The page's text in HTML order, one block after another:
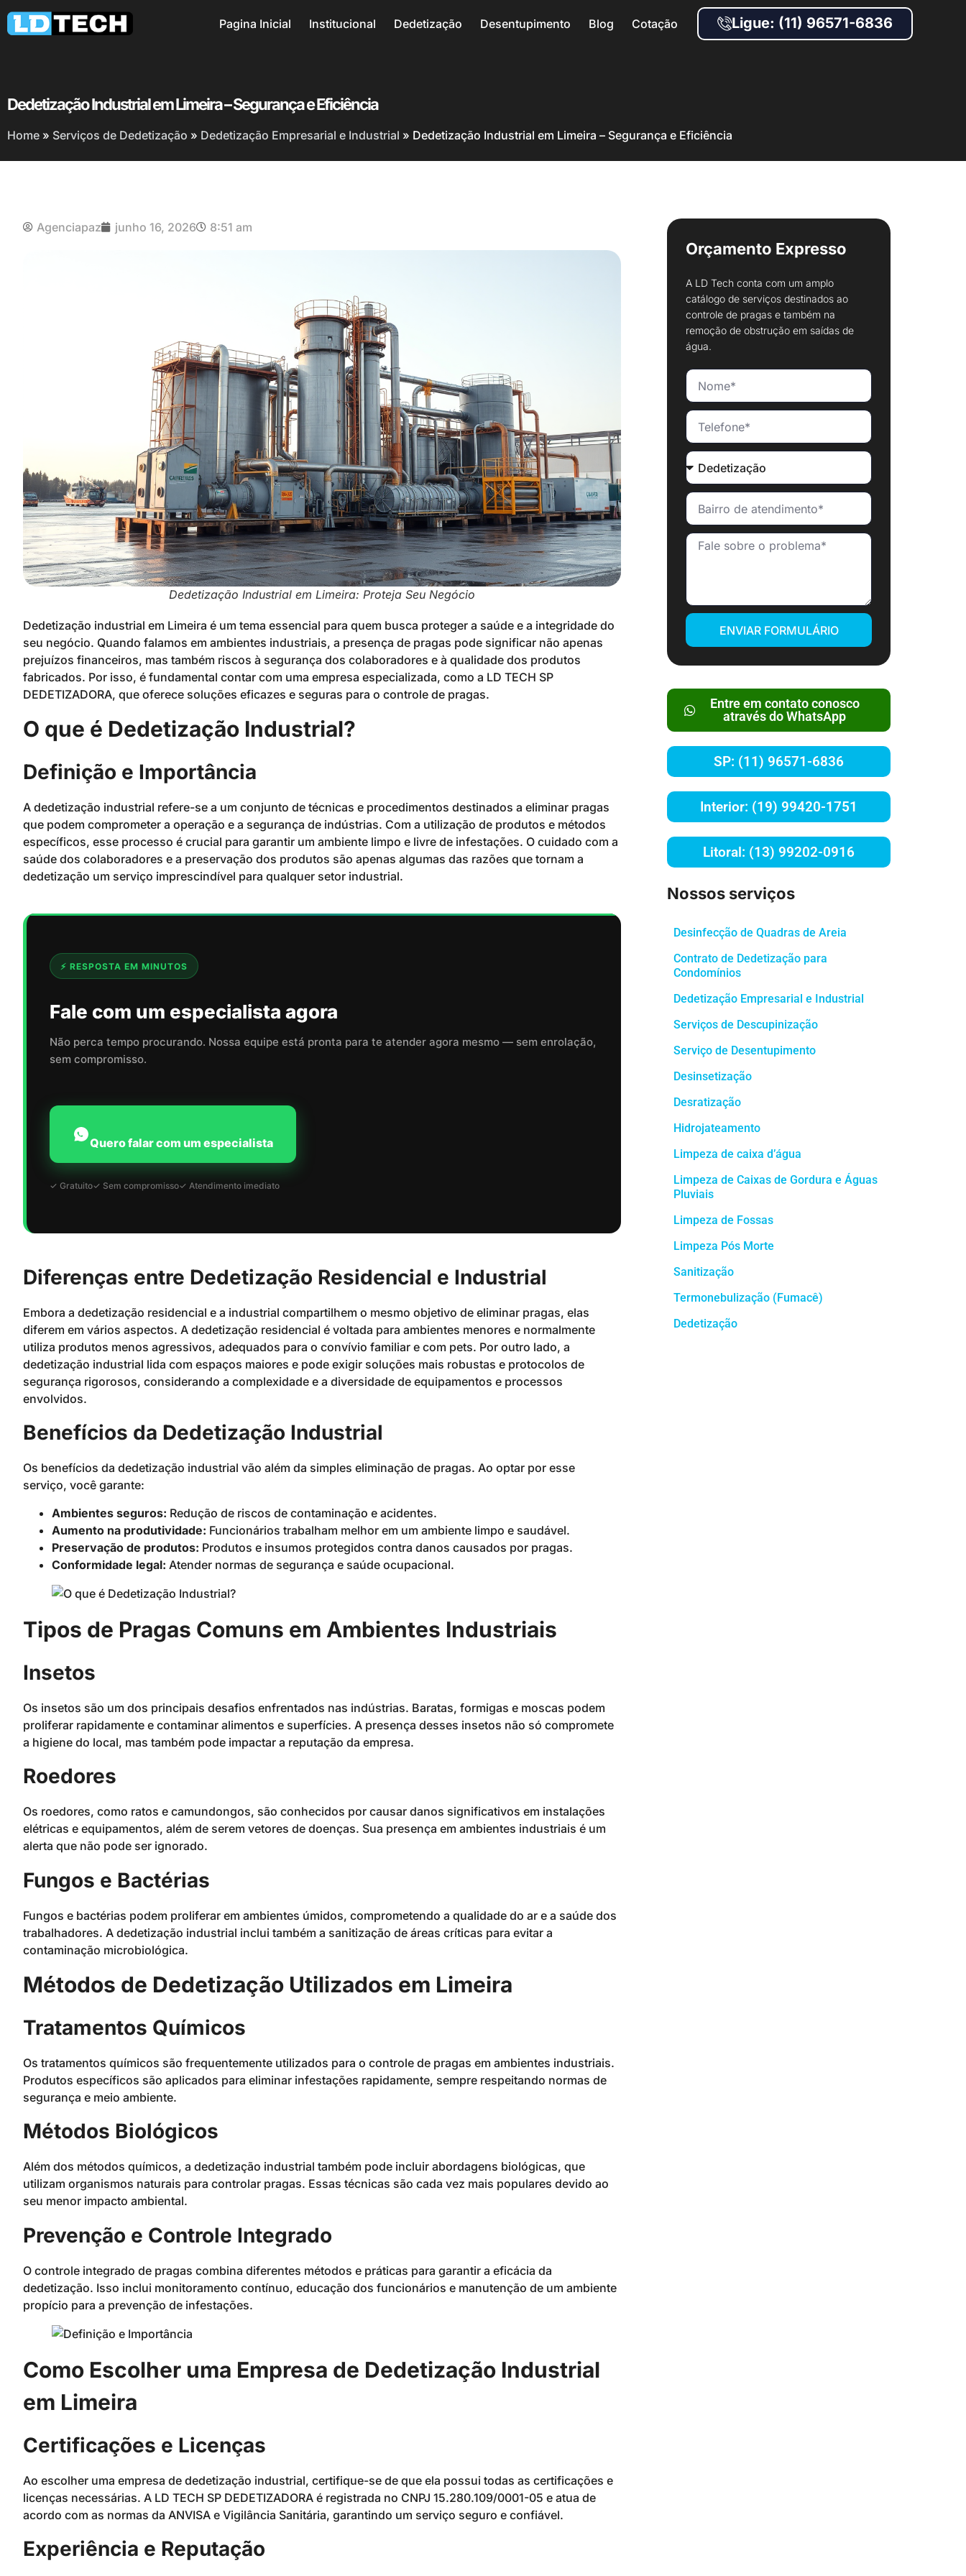
Pagina Inicial Institucional Dedetização Desentupimento Blog Cotação Ligue: (11) 96571-6836
Dedetização Industrial em Limeira – Segurança e Eficiência
Home » Serviços de Dedetização » Dedetização Empresarial e Industrial » Dedetização Industrial em Limeira – Segurança e Eficiência
Agenciapaz junho 16, 2026 8:51 am
Dedetização Industrial em Limeira: Proteja Seu Negócio
Dedetização industrial em Limeira é um tema essencial para quem busca proteger a saúde e a integridade do
seu negócio. Quando falamos em ambientes industriais, a presença de pragas pode significar não apenas
prejuízos financeiros, mas também riscos à segurança dos colaboradores e à qualidade dos produtos
fabricados. Por isso, é fundamental contar com uma empresa especializada, como a LD TECH SP
DEDETIZADORA, que oferece soluções eficazes e seguras para o controle de pragas.
O que é Dedetização Industrial?
Definição e Importância
A dedetização industrial refere-se a um conjunto de técnicas e procedimentos destinados a eliminar pragas
que podem comprometer a operação e a segurança de indústrias. Com a utilização de produtos e métodos
específicos, esse processo é crucial para garantir um ambiente limpo e livre de infestações. O cuidado com a
saúde dos colaboradores e a preservação dos produtos são apenas algumas das razões que tornam a
dedetização um serviço imprescindível para qualquer setor industrial.
⚡ RESPOSTA EM MINUTOS
Fale com um especialista agora
Não perca tempo procurando. Nossa equipe está pronta para te atender agora mesmo — sem enrolação,
sem compromisso.
Quero falar com um especialista
✓ Gratuito✓ Sem compromisso✓ Atendimento imediato
Diferenças entre Dedetização Residencial e Industrial
Embora a dedetização residencial e a industrial compartilhem o mesmo objetivo de eliminar pragas, elas
diferem em vários aspectos. A dedetização residencial é voltada para ambientes menores e normalmente
utiliza produtos menos agressivos, adequados para o convívio familiar e com pets. Por outro lado, a
dedetização industrial lida com espaços maiores e pode exigir soluções mais robustas e protocolos de
segurança rigorosos, considerando a complexidade e a diversidade de equipamentos e processos
envolvidos.
Benefícios da Dedetização Industrial
Os benefícios da dedetização industrial vão além da simples eliminação de pragas. Ao optar por esse
serviço, você garante:
Ambientes seguros: Redução de riscos de contaminação e acidentes.
Aumento na produtividade: Funcionários trabalham melhor em um ambiente limpo e saudável.
Preservação de produtos: Produtos e insumos protegidos contra danos causados por pragas.
Conformidade legal: Atender normas de segurança e saúde ocupacional.
Tipos de Pragas Comuns em Ambientes Industriais
Insetos
Os insetos são um dos principais desafios enfrentados nas indústrias. Baratas, formigas e moscas podem
proliferar rapidamente e contaminar alimentos e superfícies. A presença desses insetos não só compromete
a higiene do local, mas também pode impactar a reputação da empresa.
Roedores
Os roedores, como ratos e camundongos, são conhecidos por causar danos significativos em instalações
elétricas e equipamentos, além de serem vetores de doenças. Sua presença em ambientes industriais é um
alerta que não pode ser ignorado.
Fungos e Bactérias
Fungos e bactérias podem proliferar em ambientes úmidos, comprometendo a qualidade do ar e a saúde dos
trabalhadores. A dedetização industrial inclui também a sanitização de áreas críticas para evitar a
contaminação microbiológica.
Métodos de Dedetização Utilizados em Limeira
Tratamentos Químicos
Os tratamentos químicos são frequentemente utilizados para o controle de pragas em ambientes industriais.
Produtos específicos são aplicados para eliminar infestações rapidamente, sempre respeitando normas de
segurança e meio ambiente.
Métodos Biológicos
Além dos métodos químicos, a dedetização industrial também pode incluir abordagens biológicas, que
utilizam organismos naturais para controlar pragas. Essas técnicas são cada vez mais populares devido ao
seu menor impacto ambiental.
Prevenção e Controle Integrado
O controle integrado de pragas combina diferentes métodos e práticas para garantir a eficácia da
dedetização. Isso inclui monitoramento contínuo, educação dos funcionários e manutenção de um ambiente
propício para a prevenção de infestações.
Como Escolher uma Empresa de Dedetização Industrial
em Limeira
Certificações e Licenças
Ao escolher uma empresa de dedetização industrial, certifique-se de que ela possui todas as certificações e
licenças necessárias. A LD TECH SP DEDETIZADORA é registrada no CNPJ 15.280.109/0001-05 e atua de
acordo com as normas da ANVISA e Vigilância Sanitária, garantindo um serviço seguro e confiável.
Experiência e Reputação
Orçamento Expresso
A LD Tech conta com um amplo
catálogo de serviços destinados ao
controle de pragas e também na
remoção de obstrução em saídas de
água.
ENVIAR FORMULÁRIO
Entre em contato conosco
através do WhatsApp
SP: (11) 96571-6836
Interior: (19) 99420-1751
Litoral: (13) 99202-0916
Nossos serviços
Desinfecção de Quadras de Areia
Contrato de Dedetização para
Condomínios
Dedetização Empresarial e Industrial
Serviços de Descupinização
Serviço de Desentupimento
Desinsetização
Desratização
Hidrojateamento
Limpeza de caixa d’água
Limpeza de Caixas de Gordura e Águas
Pluviais
Limpeza de Fossas
Limpeza Pós Morte
Sanitização
Termonebulização (Fumacê)
Dedetização